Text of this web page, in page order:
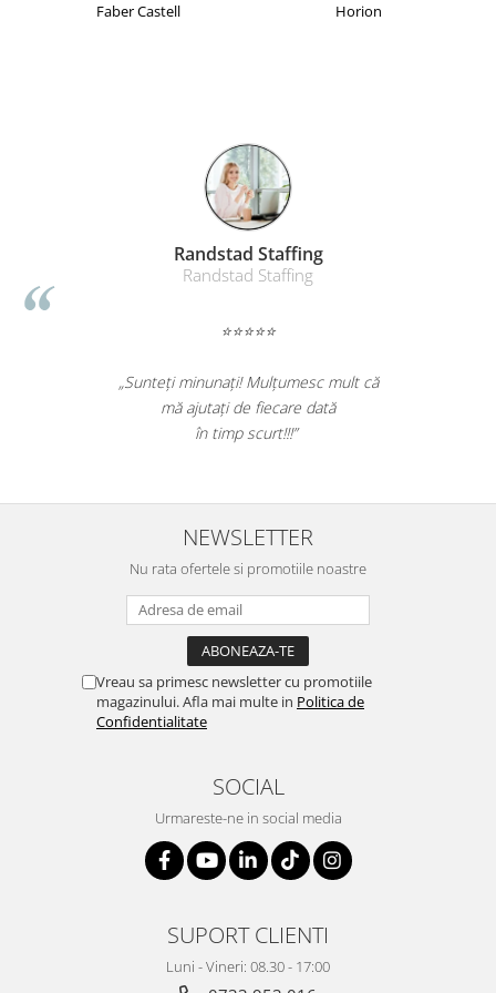
Masti de protectie respiratorie
Copii - tricouri si hanorace
Comunicare si prezentare
Table magnetice (whiteboard-uri)
Electronice si accesorii tech
Gadgeturi mobile
Securitate digitala
Adaptoare de calatorie
Cabluri si conectivitate
Baterii externe - Powerbanks
Accesorii localizare (FindMy)
Standuri PC si suporturi
Faber Castell Horion
Randstad Staffing
Randstad Staffing
⭐⭐⭐⭐⭐
„Sunteți minunați! Mulțumesc mult că
mă ajutați de fiecare dată
în timp scurt!!!”
NEWSLETTER
Nu rata ofertele si promotiile noastre
Vreau sa primesc newsletter cu promotiile
magazinului. Afla mai multe in Politica de
Confidentialitate
SOCIAL
Urmareste-ne in social media
SUPORT CLIENTI
Luni - Vineri: 08.30 - 17:00